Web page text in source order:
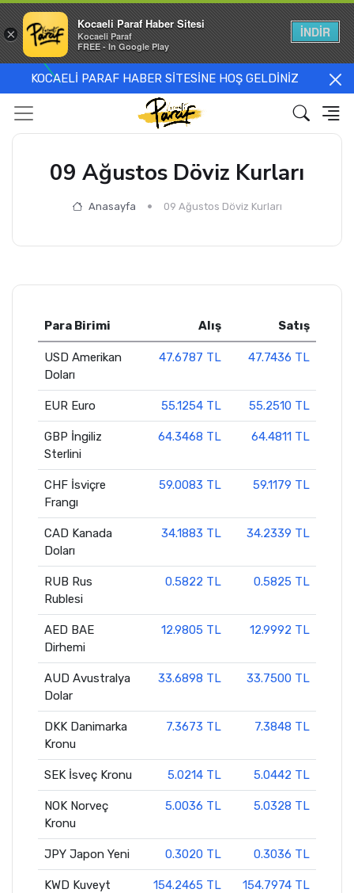
KOCAELİ PARAF HABER SİTESİNE HOŞ GELDİNİZ
09 Ağustos Döviz Kurları
Anasayfa 09 Ağustos Döviz Kurları
Para Birimi Alış Satış
USD Amerikan
Doları
47.6787 TL 47.7436 TL
EUR Euro 55.1254 TL 55.2510 TL
GBP İngiliz
Sterlini
64.3468 TL 64.4811 TL
CHF İsviçre
Frangı
59.0083 TL 59.1179 TL
CAD Kanada
Doları
34.1883 TL 34.2339 TL
RUB Rus
Rublesi
0.5822 TL 0.5825 TL
AED BAE
Dirhemi
12.9805 TL 12.9992 TL
AUD Avustralya
Dolar
33.6898 TL 33.7500 TL
DKK Danimarka
Kronu
7.3673 TL 7.3848 TL
SEK İsveç Kronu 5.0214 TL 5.0442 TL
NOK Norveç
Kronu
5.0036 TL 5.0328 TL
JPY Japon Yeni 0.3020 TL 0.3036 TL
KWD Kuveyt
154.2465 TL 154.7974 TL
×
Kocaeli Paraf Haber Sitesi
Kocaeli Paraf
FREE - In Google Play
İNDİR